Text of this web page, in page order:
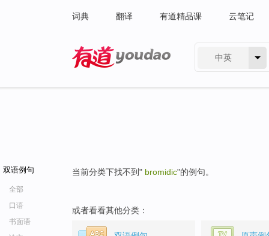
词典 翻译 有道精品课 云笔记
中英
双语例句
全部
口语
书面语
当前分类下找不到" bromidic"的例句。
或者看看其他分类：